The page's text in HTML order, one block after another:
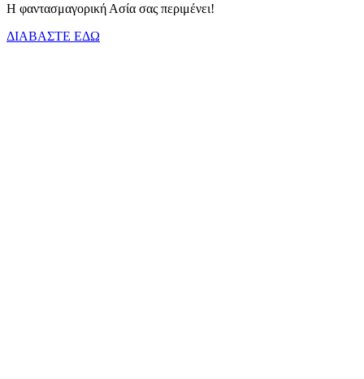
Η φαντασμαγορική Ασία σας περιμένει!
ΔΙΑΒΑΣΤΕ ΕΔΩ